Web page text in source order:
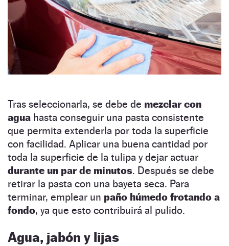
Tras seleccionarla, se debe de mezclar con
agua hasta conseguir una pasta consistente
que permita extenderla por toda la superficie
con facilidad. Aplicar una buena cantidad por
toda la superficie de la tulipa y dejar actuar
durante un par de minutos. Después se debe
retirar la pasta con una bayeta seca. Para
terminar, emplear un paño húmedo frotando a
fondo, ya que esto contribuirá al pulido.
Agua, jabón y lijas